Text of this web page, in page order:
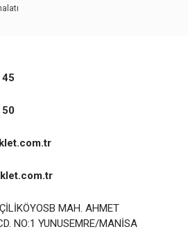
50
MAH. AHMET
NO:1 YUNUSEMRE/MANİSA